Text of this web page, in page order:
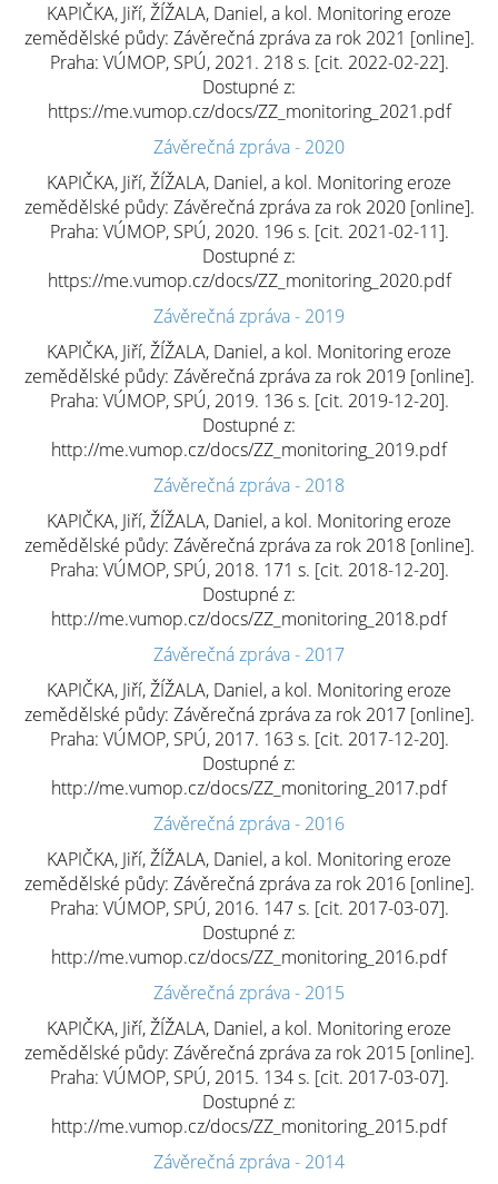
KAPIČKA, Jiří, ŽÍŽALA, Daniel, a kol. Monitoring eroze
zemědělské půdy: Závěrečná zpráva za rok 2021 [online].
Praha: VÚMOP, SPÚ, 2021. 218 s. [cit. 2022-02-22].
Dostupné z:
https://me.vumop.cz/docs/ZZ_monitoring_2021.pdf
Závěrečná zpráva - 2020
KAPIČKA, Jiří, ŽÍŽALA, Daniel, a kol. Monitoring eroze
zemědělské půdy: Závěrečná zpráva za rok 2020 [online].
Praha: VÚMOP, SPÚ, 2020. 196 s. [cit. 2021-02-11].
Dostupné z:
https://me.vumop.cz/docs/ZZ_monitoring_2020.pdf
Závěrečná zpráva - 2019
KAPIČKA, Jiří, ŽÍŽALA, Daniel, a kol. Monitoring eroze
zemědělské půdy: Závěrečná zpráva za rok 2019 [online].
Praha: VÚMOP, SPÚ, 2019. 136 s. [cit. 2019-12-20].
Dostupné z:
http://me.vumop.cz/docs/ZZ_monitoring_2019.pdf
Závěrečná zpráva - 2018
KAPIČKA, Jiří, ŽÍŽALA, Daniel, a kol. Monitoring eroze
zemědělské půdy: Závěrečná zpráva za rok 2018 [online].
Praha: VÚMOP, SPÚ, 2018. 171 s. [cit. 2018-12-20].
Dostupné z:
http://me.vumop.cz/docs/ZZ_monitoring_2018.pdf
Závěrečná zpráva - 2017
KAPIČKA, Jiří, ŽÍŽALA, Daniel, a kol. Monitoring eroze
zemědělské půdy: Závěrečná zpráva za rok 2017 [online].
Praha: VÚMOP, SPÚ, 2017. 163 s. [cit. 2017-12-20].
Dostupné z:
http://me.vumop.cz/docs/ZZ_monitoring_2017.pdf
Závěrečná zpráva - 2016
KAPIČKA, Jiří, ŽÍŽALA, Daniel, a kol. Monitoring eroze
zemědělské půdy: Závěrečná zpráva za rok 2016 [online].
Praha: VÚMOP, SPÚ, 2016. 147 s. [cit. 2017-03-07].
Dostupné z:
http://me.vumop.cz/docs/ZZ_monitoring_2016.pdf
Závěrečná zpráva - 2015
KAPIČKA, Jiří, ŽÍŽALA, Daniel, a kol. Monitoring eroze
zemědělské půdy: Závěrečná zpráva za rok 2015 [online].
Praha: VÚMOP, SPÚ, 2015. 134 s. [cit. 2017-03-07].
Dostupné z:
http://me.vumop.cz/docs/ZZ_monitoring_2015.pdf
Závěrečná zpráva - 2014